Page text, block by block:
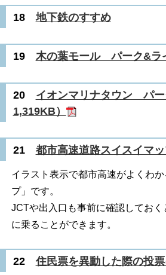
18地下鉄のすすめ
19 木の葉モール パーク&ラ
20 イオンマリナタウン パー
1,319KB）
21 都市高速道路スイスイマ
イラスト表示で都市高速がよくわ
プ」です。
JCTや出入口も事前に確認してお
に乗ることができます。
22住民票を異動した際の投